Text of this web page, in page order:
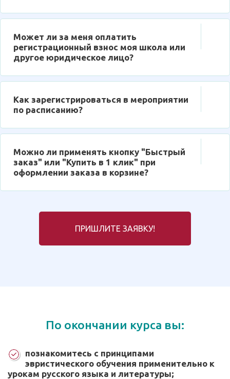
Может ли за меня оплатить
регистрационный взнос моя школа или
другое юридическое лицо?
Как зарегистрироваться в мероприятии
по расписанию?
Можно ли применять кнопку "Быстрый
заказ" или "Купить в 1 клик" при
оформлении заказа в корзине?
ПРИШЛИТЕ ЗАЯВКУ!
По окончании курса вы:
познакомитесь с принципами
эвристического обучения применительно к
урокам русского языка и литературы;